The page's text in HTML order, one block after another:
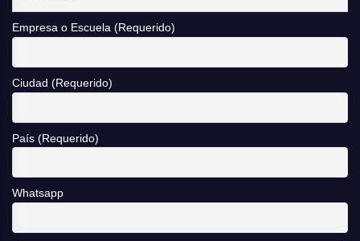
Empresa o Escuela (Requerido)
Ciudad (Requerido)
País (Requerido)
Whatsapp